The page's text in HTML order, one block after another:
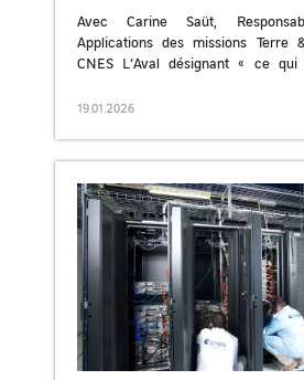
Avec Carine Saüt,
Applications des missions Terre
CNES L’Aval désignant « ce
[…]
19.01.2026